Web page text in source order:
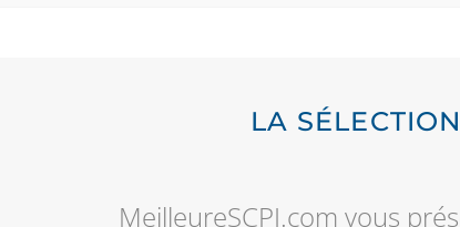
LA
MeilleureSCPI.com vous